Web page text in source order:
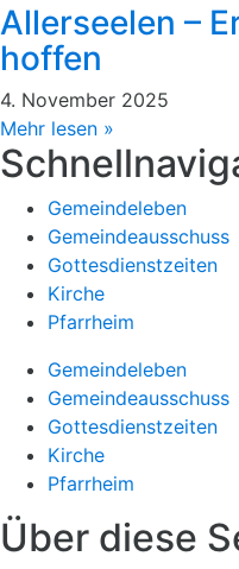
Allerseelen –
hoffen
4. November 2025
Mehr lesen »
Gemeindeleben
Gemeindeausschuss
Gottesdienstzeiten
Kirche
Pfarrheim
Gemeindeleben
Gemeindeausschuss
Gottesdienstzeiten
Kirche
Pfarrheim
Über diese